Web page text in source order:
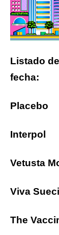
Listado
fecha:
Placebo
Interpol
Vetusta
Viva
The